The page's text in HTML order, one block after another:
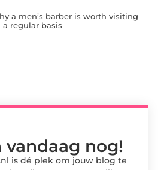
a men’s barber is worth visiting
a regular basis
vandaag nog!
is dé plek om jouw blog te